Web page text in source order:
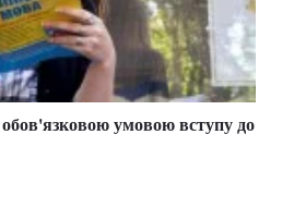
умовою вступу до